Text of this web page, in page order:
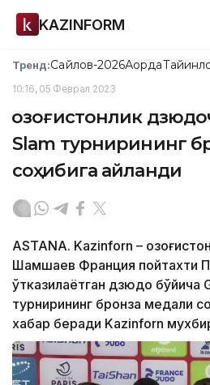
KAZINFORM
Тренд:Сайлов-2026Ақорда
10:16, 05 Феврал 2023
Қозоғистонлик
Slam турнирининг
соҳибига айланди
ASTANA. Kazinforn –
Шамшаев Франция пойтахти
ўтказилаётган дзюдо бўйича
турнирининг бронза медали
хабар беради Kazinforn